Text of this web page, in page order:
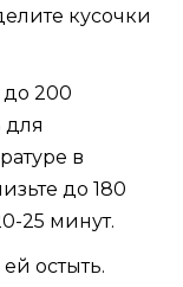
кусочки
до 200
для
в
до 180
25 минут.
остыть.